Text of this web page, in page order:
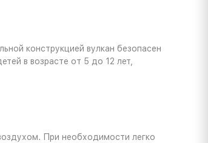
конструкцией вулкан безопасен
в возрасте от 5 до 12 лет,
При необходимости легко